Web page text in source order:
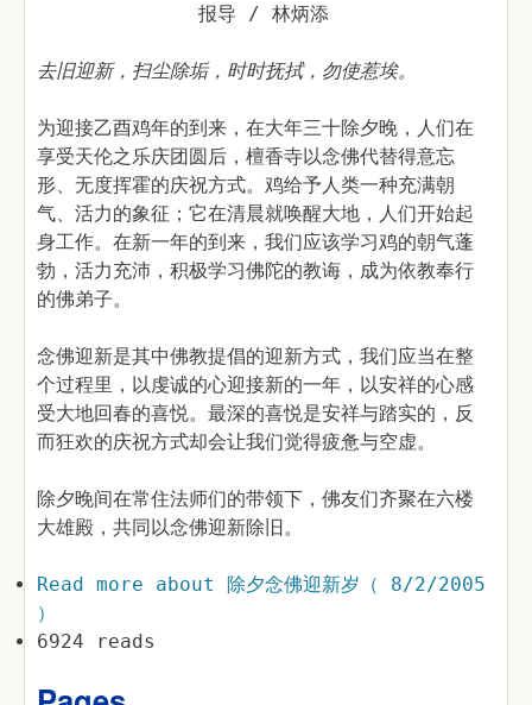
报导 / 林炳添
去旧迎新，扫尘除垢，时时抚拭，勿使惹埃。
为迎接乙酉鸡年的到来，在大年三十除夕晚，人们在
享受天伦之乐庆团圆后，檀香寺以念佛代替得意忘
形、无度挥霍的庆祝方式。鸡给予人类一种充满朝
气、活力的象征；它在清晨就唤醒大地，人们开始起
身工作。在新一年的到来，我们应该学习鸡的朝气蓬
勃，活力充沛，积极学习佛陀的教诲，成为依教奉行
的佛弟子。
念佛迎新是其中佛教提倡的迎新方式，我们应当在整
个过程里，以虔诚的心迎接新的一年，以安祥的心感
受大地回春的喜悦。最深的喜悦是安祥与踏实的，反
而狂欢的庆祝方式却会让我们觉得疲惫与空虚。
除夕晚间在常住法师们的带领下，佛友们齐聚在六楼
大雄殿，共同以念佛迎新除旧。
Read more about 除夕念佛迎新岁（ 8/2/2005
）
6924 reads